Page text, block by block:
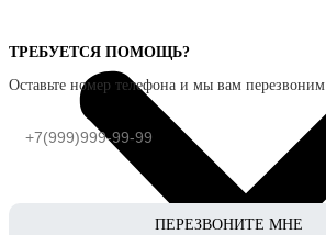
ТРЕБУЕТСЯ ПОМОЩЬ?
Оставьте номер телефона и мы вам перезвоним